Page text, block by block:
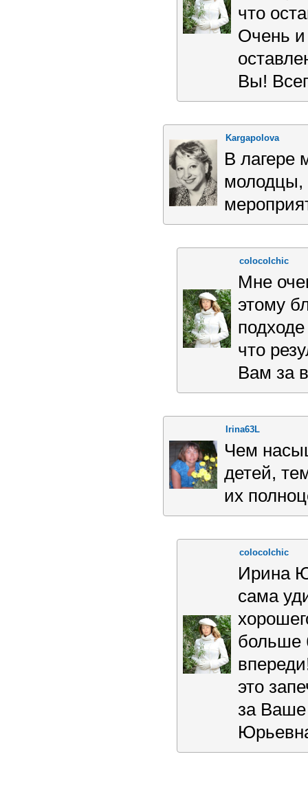
что
Очень и
Вы!
Kargapolova
В лагере
молодцы,
colocolchic
Мне
этому
подходе
что
Вам за
Irina63L
Чем
детей,
их
colocolchic
Ирина
сама
больше
это
за